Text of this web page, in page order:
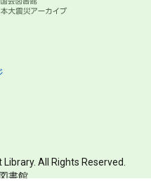
All Rights Reserved.